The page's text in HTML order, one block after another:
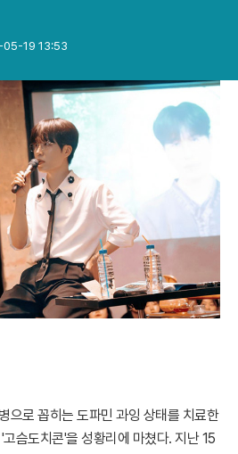
05-19 13:53
으로 꼽히는 도파민 과잉 상태를 치료한
슴도치콘'을 성황리에 마쳤다. 지난 15